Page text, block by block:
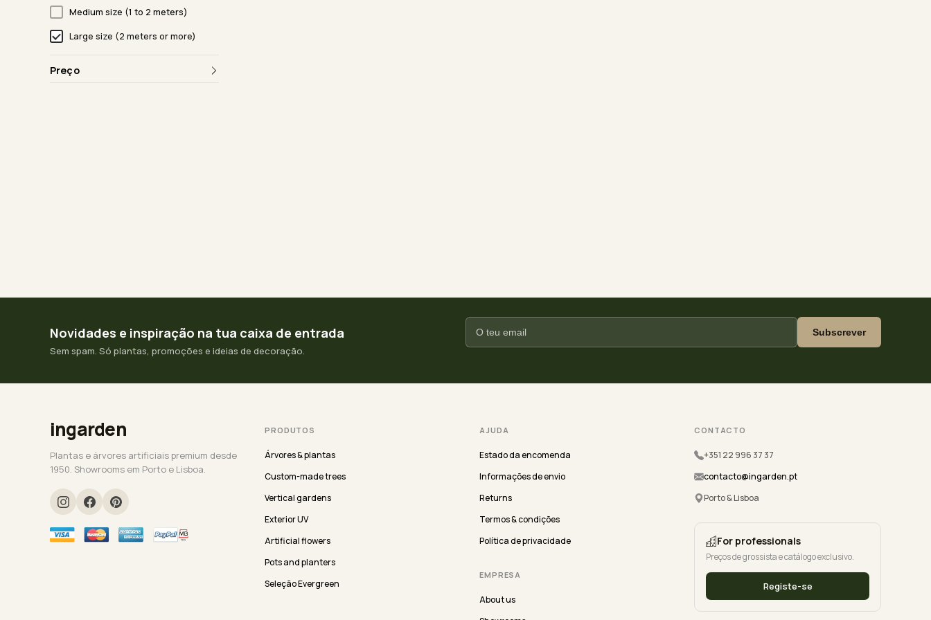
Medium size (1 to 2 meters)
Large size (2 meters or more)
Preço
Novidades e inspiração na tua caixa de entrada
Sem spam. Só plantas, promoções e ideias de decoração.
Subscrever
ingarden
Plantas e árvores artificiais premium desde
1950. Showrooms em Porto e Lisboa.
PRODUTOS
Árvores & plantas
Custom-made trees
Vertical gardens
Exterior UV
Artificial flowers
Pots and planters
Seleção Evergreen
AJUDA
Estado da encomenda
Informações de envio
Returns
Termos & condições
Política de privacidade
EMPRESA
About us
CONTACTO
+351 22 996 37 37
contacto@ingarden.pt
Porto & Lisboa
For professionals
Preços de grossista e catálogo exclusivo.
Registe-se